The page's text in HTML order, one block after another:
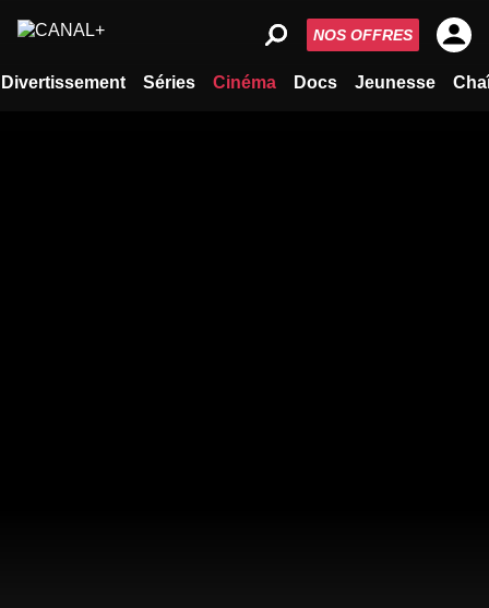
Divertissement Séries Cinéma Docs Jeunesse
NOS OFFRES